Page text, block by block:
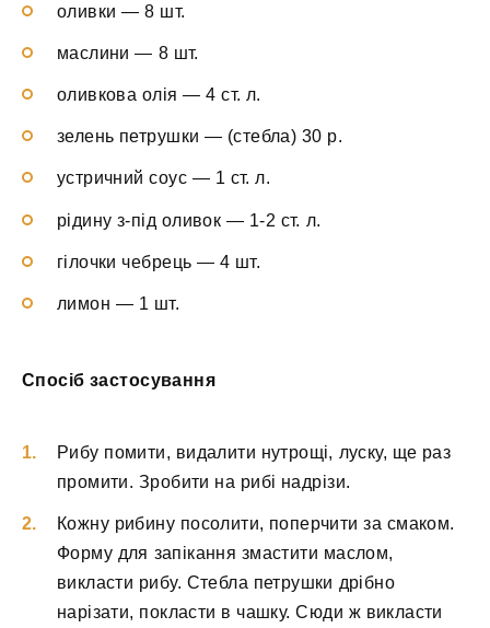
оливки — 8 шт.
маслини — 8 шт.
оливкова олія — 4 ст. л.
зелень петрушки — (стебла) 30 р.
устричний соус — 1 ст. л.
рідину з-під оливок — 1-2 ст. л.
гілочки чебрець — 4 шт.
лимон — 1 шт.
Спосіб застосування
Рибу помити, видалити нутрощі, луску, ще раз
промити. Зробити на рибі надрізи.
Кожну рибину посолити, поперчити за смаком.
Форму для запікання змастити маслом,
викласти рибу. Стебла петрушки дрібно
нарізати, покласти в чашку. Сюди ж викласти